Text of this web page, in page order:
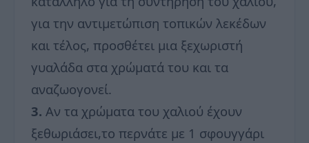
για την αντιμετώπιση τοπικών λεκέδων
και τέλος, προσθέτει μια ξεχωριστή
γυαλάδα στα χρώματά του και τα
αναζωογονεί.
3. Αν τα χρώματα του χαλιού έχουν
ξεθωριάσει,το περνάτε με 1 σφουγγάρι